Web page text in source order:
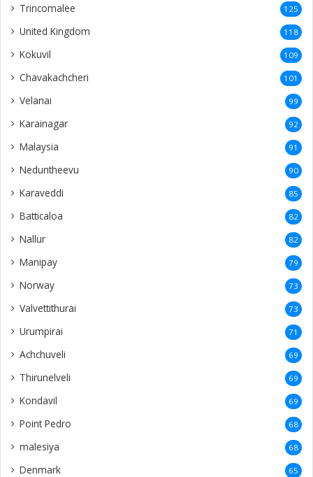
Trincomalee 125
United Kingdom 118
Kokuvil 109
Chavakachcheri 101
Velanai 99
Karainagar 92
Malaysia 91
Neduntheevu 90
Karaveddi 85
Batticaloa 82
Nallur 82
Manipay 79
Norway 73
Valvettithurai 73
Urumpirai 71
Achchuveli 69
Thirunelveli 69
Kondavil 69
Point Pedro 68
malesiya 68
Denmark 65